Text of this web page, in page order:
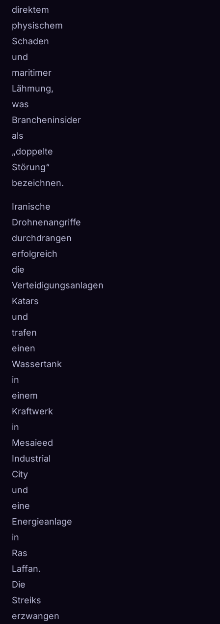
direktem
physischem
Schaden
und
maritimer
Lähmung,
was
Brancheninsider
als
„doppelte
Störung“
bezeichnen.
Iranische
Drohnenangriffe
durchdrangen
erfolgreich
die
Verteidigungsanlagen
Katars
und
trafen
einen
Wassertank
in
einem
Kraftwerk
in
Mesaieed
Industrial
City
und
eine
Energieanlage
in
Ras
Laffan.
Die
Streiks
erzwangen